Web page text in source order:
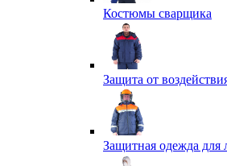
Костюмы сварщика
Защита от
Защитная одежда для